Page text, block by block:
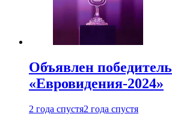
Объявлен победитель
«Евровидения-2024»
2 года спустя2 года спустя